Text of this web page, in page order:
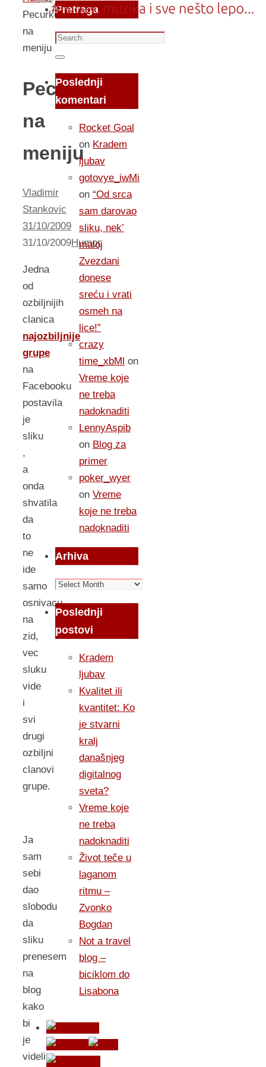
Pecurke
na
meniju
Pecurke
na
meniju
Vladimir
Stankovic
31/10/2009
31/10/2009Humor
Jedna
od
ozbiljnijih
clanica
najozbiljnije
grupe
na
Facebooku
postavila
je
sliku
,
a
onda
shvatila
da
to
ne
ide
samo
osnivacu
na
zid,
vec
sluku
vide
i
svi
drugi
ozbiljni
clanovi
grupe.
Ja
sam
sebi
dao
slobodu
da
sliku
prenesem
na
blog
kako
bi
je
videli
Pretraga
Search
for:
Search
Poslednji
komentari
Rocket Goal
on Kradem
ljubav
gotovye_iwMi
on “Od srca
sam darovao
sliku, nek’
maloj
Zvezdani
donese
sreću i vrati
osmeh na
lice!”
crazy
time_xbMl on
Vreme koje
ne treba
nadoknaditi
LennyAspib
on Blog za
primer
poker_wyer
on Vreme
koje ne treba
nadoknaditi
Arhiva
Arhiva
Poslednji
postovi
Kradem
ljubav
Kvalitet ili
kvantitet: Ko
je stvarni
kralj
današnjeg
digitalnog
sveta?
Vreme koje
ne treba
nadoknaditi
Život teče u
laganom
ritmu –
Zvonko
Bogdan
Not a travel
blog –
biciklom do
Lisabona